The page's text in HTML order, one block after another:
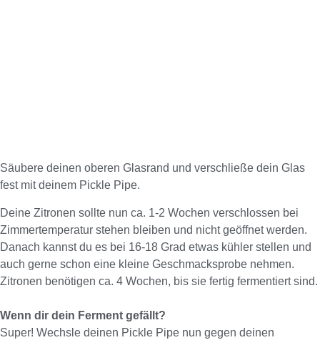
Säubere deinen oberen Glasrand und verschließe dein Glas
fest mit deinem Pickle Pipe.
Deine Zitronen sollte nun ca. 1-2 Wochen verschlossen bei
Zimmertemperatur stehen bleiben und nicht geöffnet werden.
Danach kannst du es bei 16-18 Grad etwas kühler stellen und
auch gerne schon eine kleine Geschmacksprobe nehmen.
Zitronen benötigen ca. 4 Wochen, bis sie fertig fermentiert sind.
Wenn dir dein Ferment gefällt?
Super! Wechsle deinen Pickle Pipe nun gegen deinen